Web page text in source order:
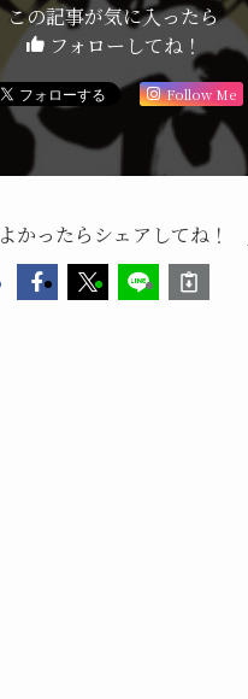
この記事が気に入ったら
フォローしてね！
Follow Me
よかったらシェアしてね！